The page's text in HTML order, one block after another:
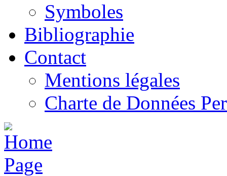
Symboles
Bibliographie
Contact
Mentions légales
Charte de Données